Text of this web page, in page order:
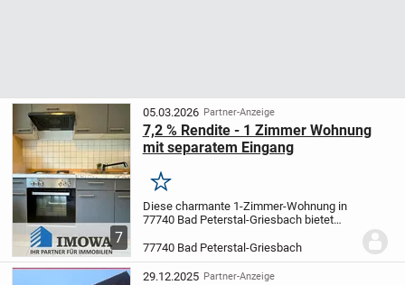
7
05.03.2026 Partner-Anzeige
7,2 % Rendite - 1 Zimmer Wohnung
mit separatem Eingang
Merken
Diese charmante 1-Zimmer-Wohnung in
77740 Bad Peterstal-Griesbach bietet
oder Selbstnutzer, die eine flexible
Nutzungsmöglichkeit suchen. Die
Wohnung ist durch...
77740 Bad Peterstal-Griesbach
29.12.2025 Partner-Anzeige